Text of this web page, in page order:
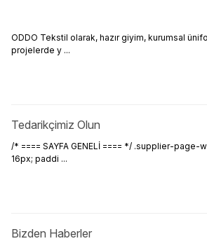
ODDO Tekstil olarak, hazır giyim, kurumsal
projelerde y ...
Tedarikçimiz Olun
/* ==== SAYFA GENELİ ==== */ .supplier-
16px; paddi ...
Bizden Haberler